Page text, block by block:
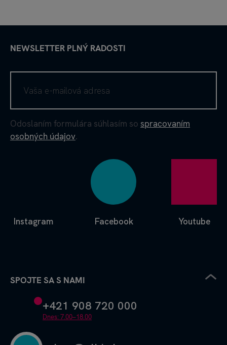
NEWSLETTER PLNÝ RADOSTI
Odoslaním formulára súhlasím so spracovaním
osobných údajov.
Facebook
Instagram Youtube
SPOJTE SA S NAMI
+421 908 720 000
Dnes: 7.00–18.00